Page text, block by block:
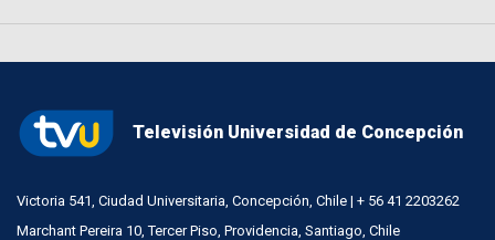
Televisión Universidad de Concepción
Victoria 541, Ciudad Universitaria, Concepción, Chile | + 56 41 2203262
Marchant Pereira 10, Tercer Piso, Providencia, Santiago, Chile